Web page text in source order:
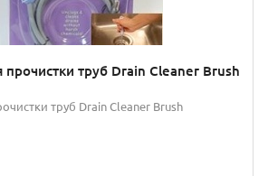
труб Drain Cleaner Brush
труб Drain Cleaner Brush